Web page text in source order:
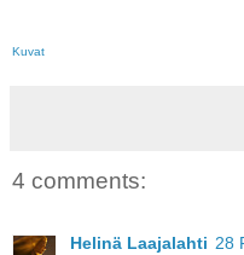
Kuvat
4 comments:
Helinä Laajalahti 28